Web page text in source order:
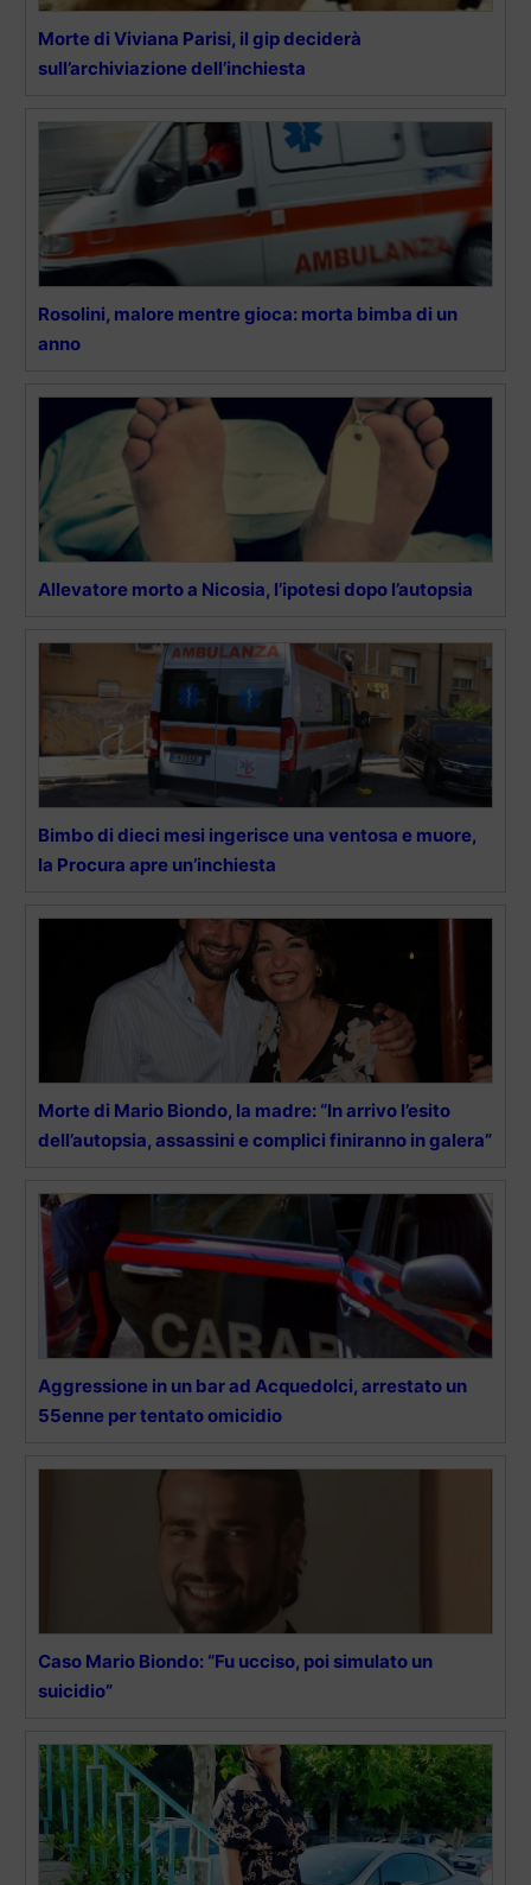
Morte di Viviana Parisi, il gip deciderà
sull’archiviazione dell’inchiesta
Rosolini, malore mentre gioca: morta bimba di un
anno
Allevatore morto a Nicosia, l’ipotesi dopo l’autopsia
Bimbo di dieci mesi ingerisce una ventosa e muore,
la Procura apre un’inchiesta
Morte di Mario Biondo, la madre: “In arrivo l’esito
dell’autopsia, assassini e complici finiranno in galera”
Aggressione in un bar ad Acquedolci, arrestato un
55enne per tentato omicidio
Caso Mario Biondo: “Fu ucciso, poi simulato un
suicidio”